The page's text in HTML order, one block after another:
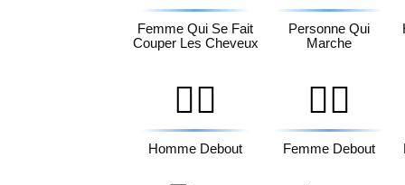
Femme Qui Se Fait
Couper Les Cheveux
Personne Qui
Marche
🧍‍♂️
Homme Debout
🧍‍♀️
Femme Debout